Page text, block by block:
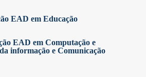
EAD em Educação
EAD em Computação e
informação e Comunicação